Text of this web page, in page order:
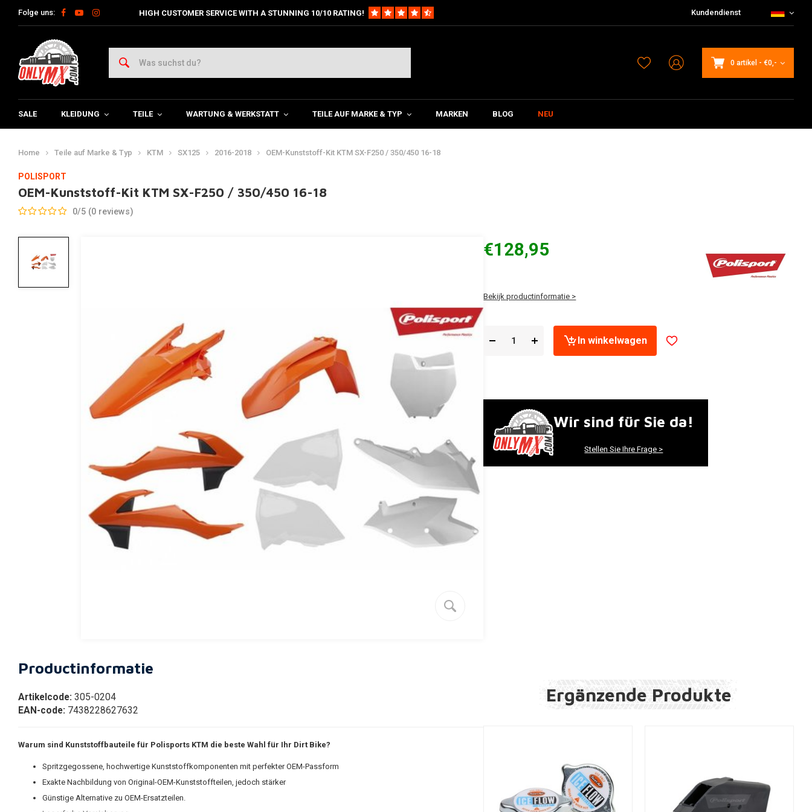
Folge uns: HIGH CUSTOMER SERVICE WITH A STUNNING 10/10 RATING! Kundendienst
0 artikel - €0,-
SALE KLEIDUNG TEILE WARTUNG & WERKSTATT TEILE AUF MARKE & TYP MARKEN BLOG NEU
Home Teile auf Marke & Typ KTM SX125 2016-2018 OEM-Kunststoff-Kit KTM SX-F250 / 350/450 16-18
POLISPORT
OEM-Kunststoff-Kit KTM SX-F250 / 350/450 16-18
0/5 (0 reviews)
€128,95
Bekijk productinformatie >
In winkelwagen
Wir sind für Sie da!
Stellen Sie Ihre Frage >
Productinformatie
Artikelcode: 305-0204
EAN-code: 7438228627632
Warum sind Kunststoffbauteile für Polisports KTM die beste Wahl für Ihr Dirt Bike?
Spritzgegossene, hochwertige Kunststoffkomponenten mit perfekter OEM-Passform
Exakte Nachbildung von Original-OEM-Kunststoffteilen, jedoch stärker
Günstige Alternative zu OEM-Ersatzteilen.
Ergänzende Produkte